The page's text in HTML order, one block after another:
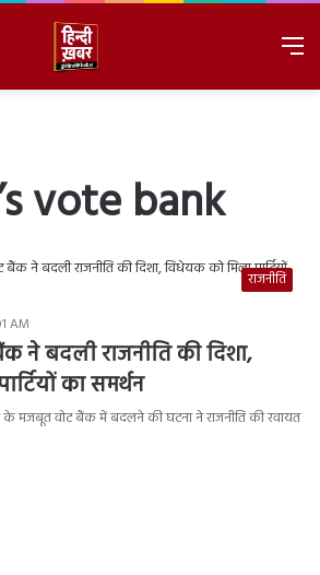
vote bank
राजनीति
AM
ने बदली राजनीति की दिशा,
का समर्थन
वोट बैंक में बदलने की घटना ने राजनीति की रवायत